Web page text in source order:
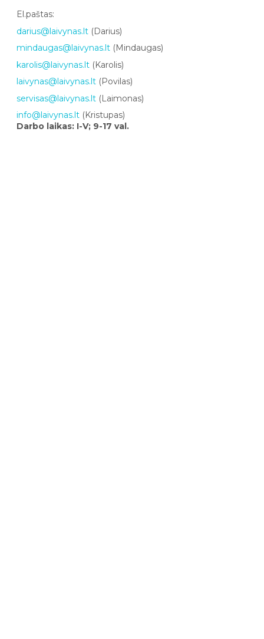
El.paštas:
darius@laivynas.lt (Darius)
mindaugas@laivynas.lt (Mindaugas)
karolis@laivynas.lt (Karolis)
laivynas@laivynas.lt (Povilas)
servisas@laivynas.lt (Laimonas)
info@laivynas.lt (Kristupas)
Darbo laikas: I-V; 9-17 val.